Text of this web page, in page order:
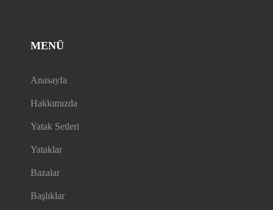
MENÜ
Anasayfa
Hakkımızda
Yatak Setleri
Yataklar
Bazalar
Başlıklar